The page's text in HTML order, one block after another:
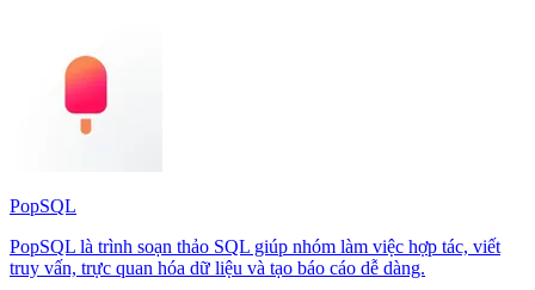
PopSQL
PopSQL là trình soạn thảo SQL giúp nhóm làm việc hợp tác, viết
truy vấn, trực quan hóa dữ liệu và tạo báo cáo dễ dàng.